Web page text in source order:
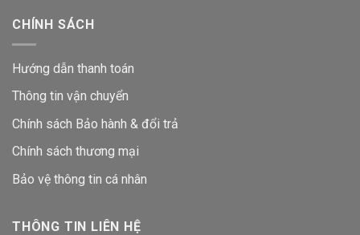
CHÍNH SÁCH
Hướng dẫn thanh toán
Thông tin vận chuyển
Chính sách Bảo hành & đổi trả
Chính sách thương mại
Bảo vệ thông tin cá nhân
THÔNG TIN LIÊN HỆ